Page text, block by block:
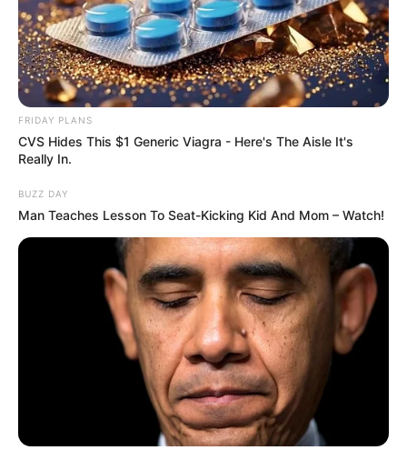
FRIDAY PLANS
CVS Hides This $1 Generic Viagra - Here's The Aisle It's
Really In.
BUZZ DAY
Man Teaches Lesson To Seat-Kicking Kid And Mom – Watch!